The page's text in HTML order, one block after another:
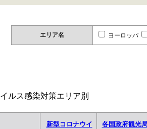
エリア名 ヨーロッパ
ルス感染対策エリア別
新型コロナウイ
各国政府観光